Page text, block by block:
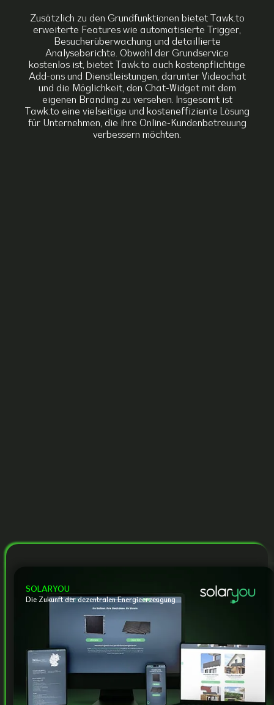
Zusätzlich zu den Grundfunktionen bietet Tawk.to
erweiterte Features wie automatisierte Trigger,
Besucherüberwachung und detaillierte
Analyseberichte. Obwohl der Grundservice
kostenlos ist, bietet Tawk.to auch kostenpflichtige
Add-ons und Dienstleistungen, darunter Videochat
und die Möglichkeit, den Chat-Widget mit dem
eigenen Branding zu versehen. Insgesamt ist
Tawk.to eine vielseitige und kosteneffiziente Lösung
für Unternehmen, die ihre Online-Kundenbetreuung
verbessern möchten.
SOLARYOU
Die Zukunft der dezentralen Energieerzeugung